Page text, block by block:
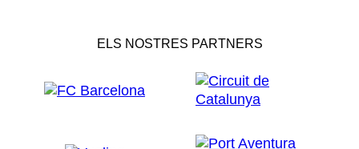
ELS NOSTRES PARTNERS